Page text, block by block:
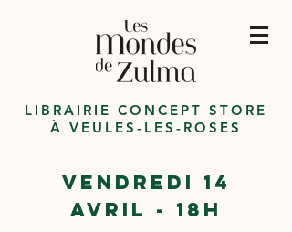
LIBRAIRIE CONCEPT STORE
À VEULES-LES-ROSES
VENDREDI 14
avril - 1 8h